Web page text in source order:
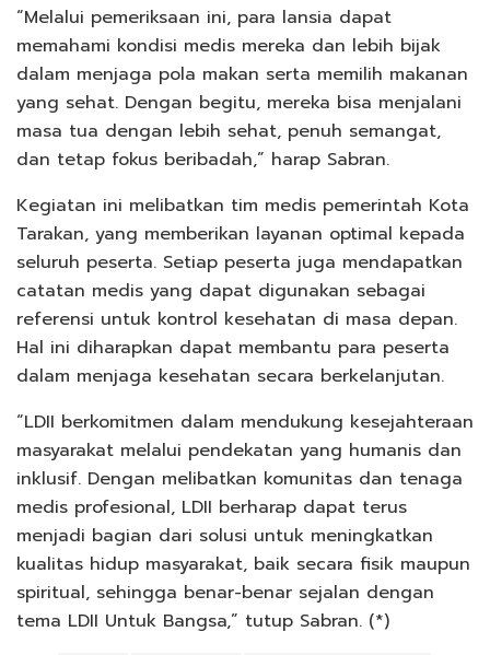
“Melalui pemeriksaan ini, para lansia dapat
memahami kondisi medis mereka dan lebih bijak
dalam menjaga pola makan serta memilih makanan
yang sehat. Dengan begitu, mereka bisa menjalani
masa tua dengan lebih sehat, penuh semangat,
dan tetap fokus beribadah,” harap Sabran.
Kegiatan ini melibatkan tim medis pemerintah Kota
Tarakan, yang memberikan layanan optimal kepada
seluruh peserta. Setiap peserta juga mendapatkan
catatan medis yang dapat digunakan sebagai
referensi untuk kontrol kesehatan di masa depan.
Hal ini diharapkan dapat membantu para peserta
dalam menjaga kesehatan secara berkelanjutan.
“LDII berkomitmen dalam mendukung kesejahteraan
masyarakat melalui pendekatan yang humanis dan
inklusif. Dengan melibatkan komunitas dan tenaga
medis profesional, LDII berharap dapat terus
menjadi bagian dari solusi untuk meningkatkan
kualitas hidup masyarakat, baik secara fisik maupun
spiritual, sehingga benar-benar sejalan dengan
tema LDII Untuk Bangsa,” tutup Sabran. (*)